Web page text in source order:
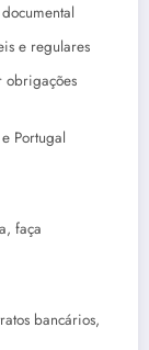
e regulares
obrigações
Portugal
faça
bancários,